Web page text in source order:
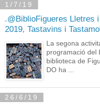
1/7/19
.@BiblioFigueres Lletres
2019, Tastavins i
La segona
programació del
biblioteca de
DO ha ...
26/6/19